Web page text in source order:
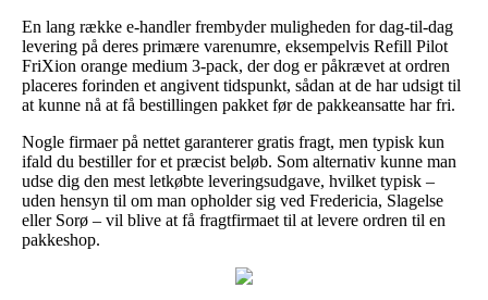
En lang række e-handler frembyder muligheden for dag-til-dag
levering på deres primære varenumre, eksempelvis Refill Pilot
FriXion orange medium 3-pack, der dog er påkrævet at ordren
placeres forinden et angivent tidspunkt, sådan at de har udsigt til
at kunne nå at få bestillingen pakket før de pakkeansatte har fri.
Nogle firmaer på nettet garanterer gratis fragt, men typisk kun
ifald du bestiller for et præcist beløb. Som alternativ kunne man
udse dig den mest letkøbte leveringsudgave, hvilket typisk –
uden hensyn til om man opholder sig ved Fredericia, Slagelse
eller Sorø – vil blive at få fragtfirmaet til at levere ordren til en
pakkeshop.